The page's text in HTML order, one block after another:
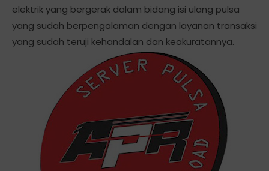
elektrik yang bergerak dalam bidang isi ulang pulsa
yang sudah berpengalaman dengan layanan transaksi
yang sudah teruji kehandalan dan keakuratannya.